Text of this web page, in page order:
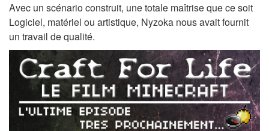
Avec un scénario construit, une totale maîtrise que ce soit
Logiciel, matériel ou artistique, Nyzoka nous avait fournit
un travail de qualité.